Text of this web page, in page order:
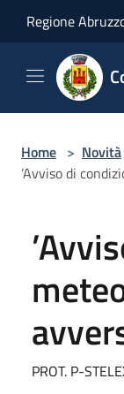
Regione
Home > Novità
’Avviso di
PROT. P-